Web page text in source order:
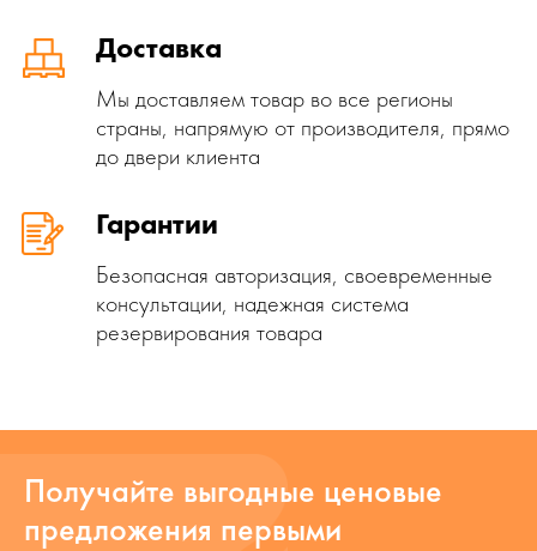
Доставка
Мы доставляем товар во все регионы
страны, напрямую от производителя, прямо
до двери клиента
Гарантии
Безопасная авторизация, своевременные
консультации, надежная система
резервирования товара
Получайте выгодные ценовые
предложения первыми